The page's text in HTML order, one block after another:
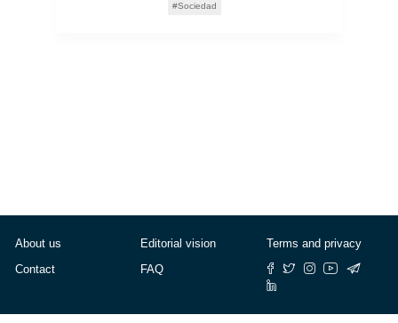
Sociedad
About us
Contact
Editorial vision
FAQ
Terms and privacy